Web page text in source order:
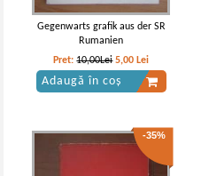
Gegenwarts grafik aus der SR
Rumanien
Pret:10,00Lei 5,00 Lei
Adaugă în coș
-35%